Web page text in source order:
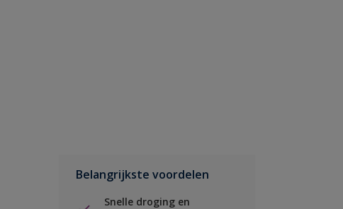
Belangrijkste voordelen
Snelle droging en